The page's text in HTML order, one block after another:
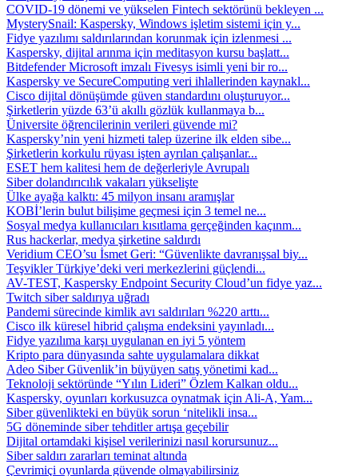
COVID-19 dönemi ve yükselen Fintech sektörünü bekleyen ...
MysterySnail: Kaspersky, Windows işletim sistemi için y...
Fidye yazılımı saldırılarından korunmak için izlenmesi ...
Kaspersky, dijital arınma için meditasyon kursu başlatt...
Bitdefender Microsoft imzalı Fivesys isimli yeni bir ro...
Kaspersky ve SecureComputing veri ihlallerinden kaynakl...
Cisco dijital dönüşümde güven standardını oluşturuyor...
Şirketlerin yüzde 63’ü akıllı gözlük kullanmaya b...
Üniversite öğrencilerinin verileri güvende mi?
Kaspersky’nin yeni hizmeti talep üzerine ilk elden sibe...
Şirketlerin korkulu rüyası işten ayrılan çalışanlar...
ESET hem kalitesi hem de değerleriyle Avrupalı
Siber dolandırıcılık vakaları yükselişte
Ülke ayağa kalktı: 45 milyon insanı aramışlar
KOBİ’lerin bulut bilişime geçmesi için 3 temel ne...
Sosyal medya kullanıcıları kısıtlama gerçeğinden kaçınm...
Rus hackerlar, medya şirketine saldırdı
Veridium CEO’su İsmet Geri: “Güvenlikte davranışsal biy...
Teşvikler Türkiye’deki veri merkezlerini güçlendi...
AV-TEST, Kaspersky Endpoint Security Cloud’un fidye yaz...
Twitch siber saldırıya uğradı
Pandemi sürecinde kimlik avı saldırıları %220 arttı...
Cisco ilk küresel hibrid çalışma endeksini yayınladı...
Fidye yazılıma karşı uygulanan en iyi 5 yöntem
Kripto para dünyasında sahte uygulamalara dikkat
Adeo Siber Güvenlik’in büyüyen satış yönetimi kad...
Teknoloji sektöründe “Yılın Lideri” Özlem Kalkan oldu...
Kaspersky, oyunları korkusuzca oynatmak için Ali-A, Yam...
Siber güvenlikteki en büyük sorun ‘nitelikli insa...
5G döneminde siber tehditler artışa geçebilir
Dijital ortamdaki kişisel verilerinizi nasıl korursunuz...
Siber saldırı zararları teminat altında
Çevrimiçi oyunlarda güvende olmayabilirsiniz